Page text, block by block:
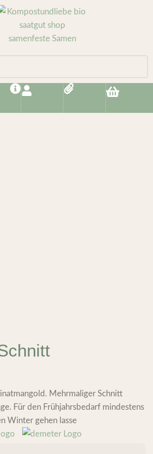
Mehrmaliger Schnitt
Für den Frühjahrsbedarf mindestens
Winter gehen lasse